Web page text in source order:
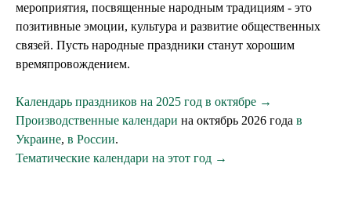
мероприятия, посвященные народным традициям - это
позитивные эмоции, культура и развитие общественных
связей. Пусть народные праздники станут хорошим
времяпровождением.
Календарь праздников на 2025 год в октябре →
Производственные календари на октябрь 2026 года в
Украине, в России.
Тематические календари на этот год →